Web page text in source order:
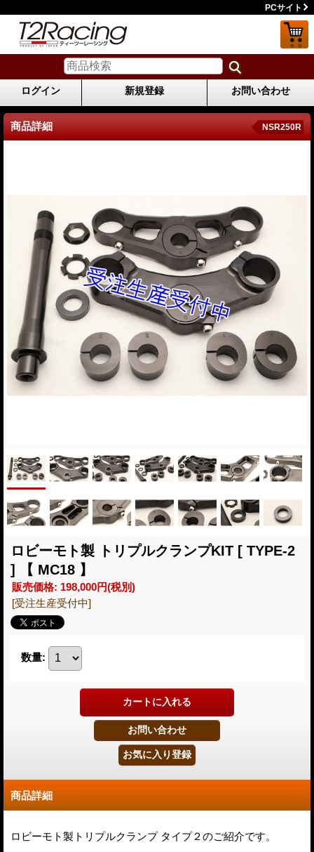
PCサイト
ログイン 新規登録 お問い合わせ
商品詳細 NSR250R
ロビーモト製 トリプルクランプKIT [ TYPE-2
] 【 MC18 】
販売価格: 198,000円(税別)
[受注生産受付中]
数量:
商品詳細
ロビーモト製トリプルクランプ タイプ２のご紹介です。